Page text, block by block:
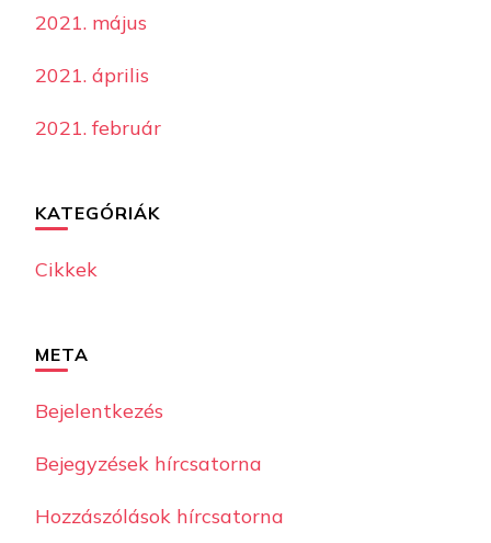
2021. május
2021. április
2021. február
KATEGÓRIÁK
Cikkek
META
Bejelentkezés
Bejegyzések hírcsatorna
Hozzászólások hírcsatorna